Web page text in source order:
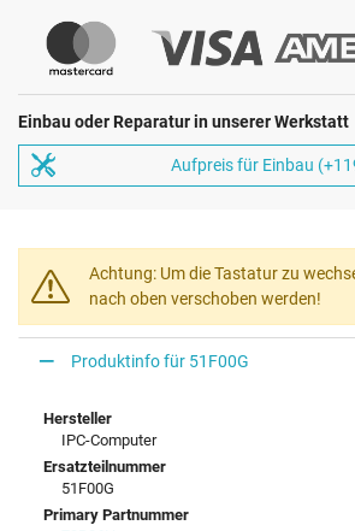
Einbau oder Reparatur in unserer Werkstatt
Aufpreis für Einbau
Achtung: Um die Tastatur zu
nach oben verschoben werden!
Produktinfo für 51F00G
Hersteller
IPC-Computer
Ersatzteilnummer
51F00G
Primary Partnummer